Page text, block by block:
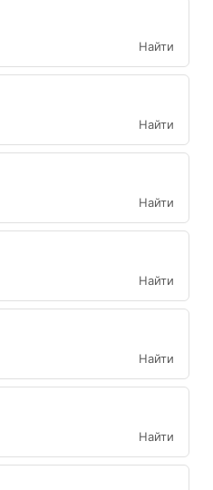
Найти
Найти
Найти
Найти
Найти
Найти